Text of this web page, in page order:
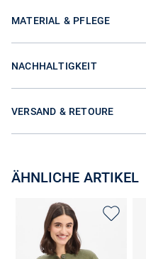
MATERIAL & PFLEGE
NACHHALTIGKEIT
VERSAND & RETOURE
ÄHNLICHE ARTIKEL